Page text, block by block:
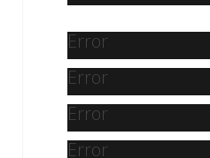
Error
Error
Error
Error